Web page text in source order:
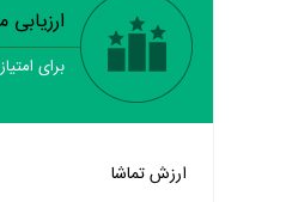
برای
ارزش تماشا